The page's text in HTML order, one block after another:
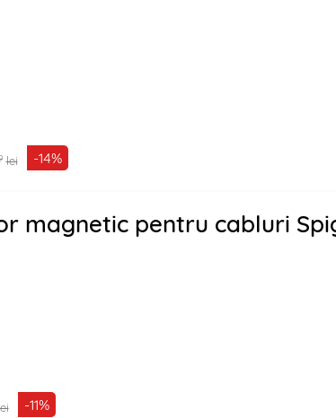
lei -14%
magnetic pentru cabluri
-11%